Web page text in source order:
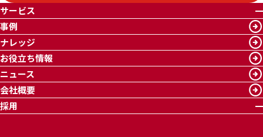
サービス
事例
ナレッジ
お役立ち情報
ニュース
会社概要
採用